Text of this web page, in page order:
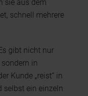
sie aus dem
schnell mehrere
gibt nicht nur
in
Kunde „reist“ in
selbst ein einzeln